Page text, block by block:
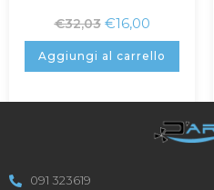
€32,03 €16,00
Aggiungi al carrello
091 323619